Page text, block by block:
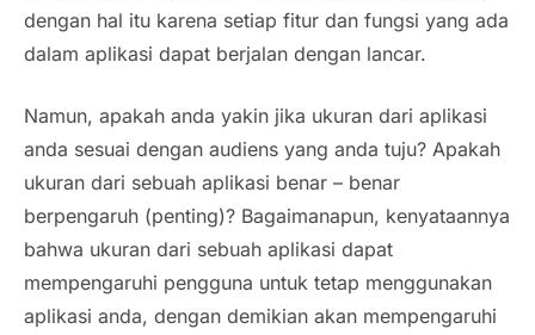
dengan hal itu karena setiap fitur dan fungsi yang ada
dalam aplikasi dapat berjalan dengan lancar.
Namun, apakah anda yakin jika ukuran dari aplikasi
anda sesuai dengan audiens yang anda tuju? Apakah
ukuran dari sebuah aplikasi benar – benar
berpengaruh (penting)? Bagaimanapun, kenyataannya
bahwa ukuran dari sebuah aplikasi dapat
mempengaruhi pengguna untuk tetap menggunakan
aplikasi anda, dengan demikian akan mempengaruhi